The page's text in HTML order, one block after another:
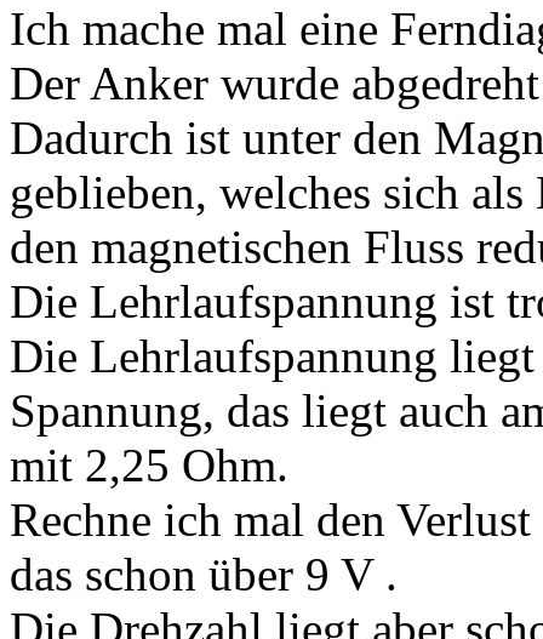
Ich mache mal eine
Der Anker wurde
Dadurch ist unter den
geblieben, welches sich
den magnetischen Fluss
Die Lehrlaufspannung ist
Die Lehrlaufspannung
Spannung, das liegt auch
mit 2,25 Ohm.
Rechne ich mal den
das schon über 9 V .
Die Drehzahl liegt aber